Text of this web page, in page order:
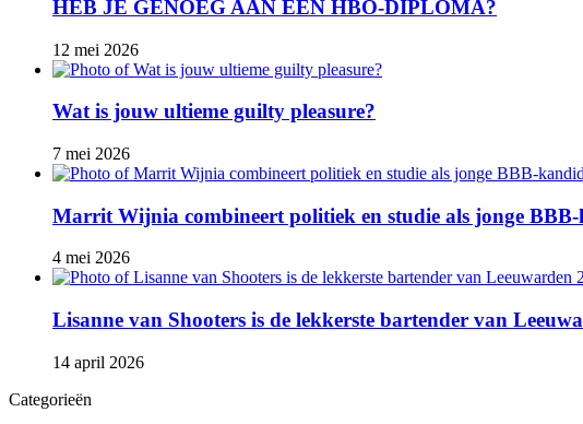
HEB JE GENOEG AAN EEN HBO-DIPLOMA?
12 mei 2026
Wat is jouw ultieme guilty pleasure?
7 mei 2026
Marrit Wijnia combineert politiek en studie als jonge
4 mei 2026
Lisanne van Shooters is de lekkerste bartender van
14 april 2026
Categorieën